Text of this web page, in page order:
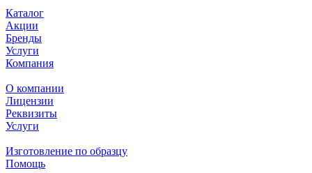
Каталог
Акции
Бренды
Услуги
Компания
О компании
Лицензии
Реквизиты
Услуги
Изготовление по образцу
Помощь